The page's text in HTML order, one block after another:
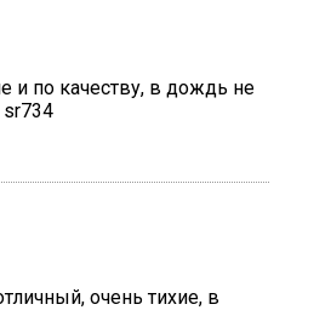
и по качеству, в дождь не
sr734
очень тихие, в